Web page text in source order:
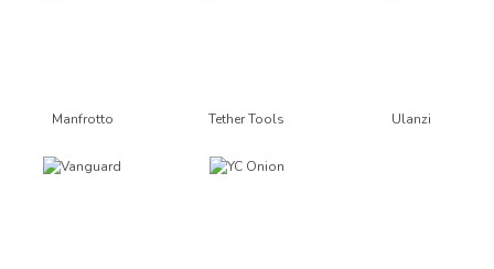
Manfrotto Tether Tools Ulanzi